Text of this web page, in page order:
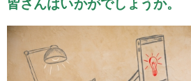
皆さんはいかがでしょうか。